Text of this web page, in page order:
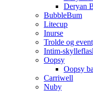
Deryan
BubbleBum
Litecup
Inurse
Trolde og
Intim-
Oopsy
Oopsy
Carriwell
Nuby